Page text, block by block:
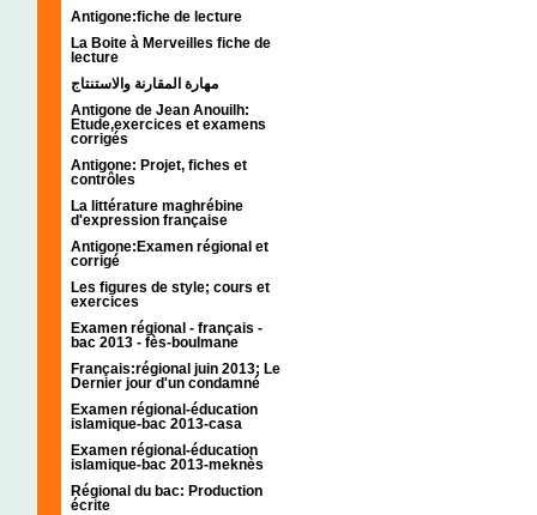
Antigone:fiche de lecture
La Boite à Merveilles fiche de
lecture
مهارة المقارنة والاستنتاج
Antigone de Jean Anouilh:
Etude,exercices et examens
corrigés
Antigone: Projet, fiches et
contrôles
La littérature maghrébine
d'expression française
Antigone:Examen régional et
corrigé
Les figures de style; cours et
exercices
Examen régional - français -
bac 2013 - fès-boulmane
Français:régional juin 2013; Le
Dernier jour d'un condamné
Examen régional-éducation
islamique-bac 2013-casa
Examen régional-éducation
islamique-bac 2013-meknès
Régional du bac: Production
écrite